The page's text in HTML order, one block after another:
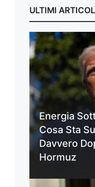
ULTIMI
Energia
Cosa Sta
Davvero
Hormuz